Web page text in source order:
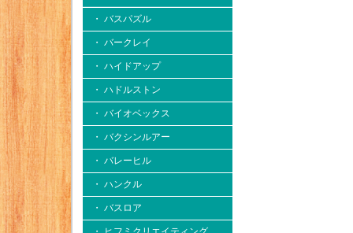
・ バスパズル
・ バークレイ
・ ハイドアップ
・ ハドルストン
・ バイオベックス
・ バクシンルアー
・ バレーヒル
・ ハンクル
・ バスロア